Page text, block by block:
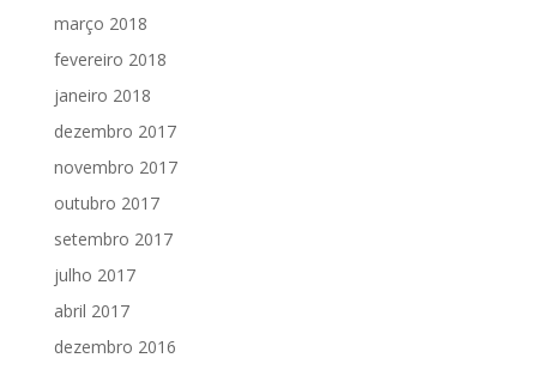
março 2018
fevereiro 2018
janeiro 2018
dezembro 2017
novembro 2017
outubro 2017
setembro 2017
julho 2017
abril 2017
dezembro 2016